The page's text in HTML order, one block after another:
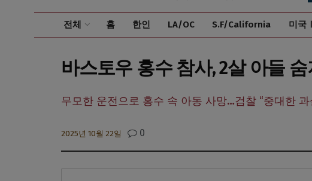
전체 홈 한인 LA/OC S.F/California 미국Ⅰ
바스토우 홍수 참사, 2살 아들
무모한 운전으로 홍수 속 아동 사망…검찰 “중대한 과
2025년 10월 22일 0